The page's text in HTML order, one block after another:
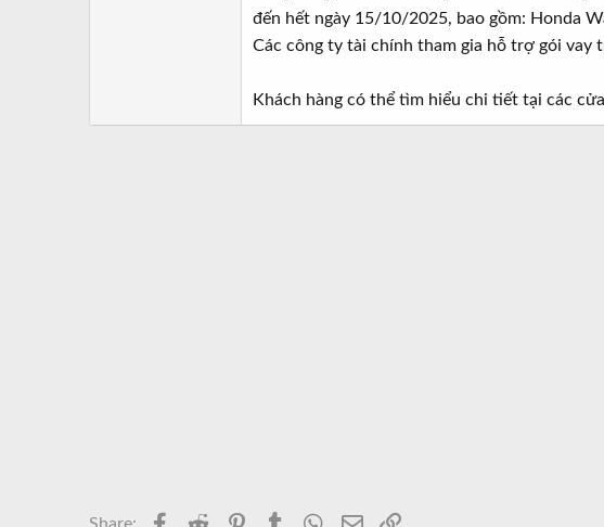
đến hết ngày 15/10/2025, bao gồm: Honda
Các công ty tài chính tham gia hỗ trợ gói vay
Khách hàng có thể tìm hiểu chi tiết tại các
Facebook
Reddit Pinterest
Tumblr WhatsApp
Email